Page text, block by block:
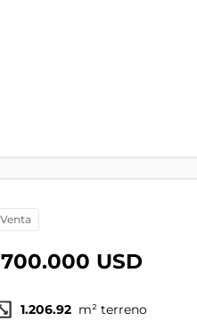
venta
700.000 USD
1.206.92 m² terreno